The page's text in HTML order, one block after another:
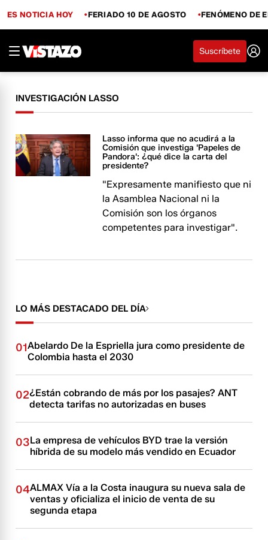
ES NOTICIA HOY FERIADO 10 DE AGOSTO FENÓMENO DE
Suscríbete
INVESTIGACIÓN LASSO
Lasso informa que no acudirá a la
Comisión que investiga 'Papeles de
Pandora': ¿qué dice la carta del
presidente?
"Expresamente manifiesto que ni
la Asamblea Nacional ni la
Comisión son los órganos
competentes para investigar".
LO MÁS DESTACADO DEL DÍA
01Abelardo De la Espriella jura como presidente de
Colombia hasta el 2030
02¿Están cobrando de más por los pasajes? ANT
detecta tarifas no autorizadas en buses
03La empresa de vehículos BYD trae la versión
híbrida de su modelo más vendido en Ecuador
04ALMAX Vía a la Costa inaugura su nueva sala de
ventas y oficializa el inicio de venta de su
segunda etapa